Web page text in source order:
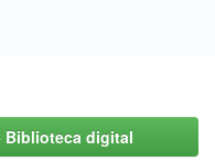
Biblioteca digital